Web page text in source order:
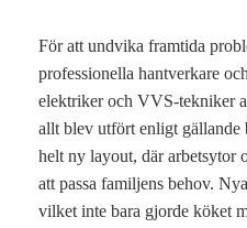
För att undvika framtida
professionella hantverkare
elektriker och VVS-tekniker
allt blev utfört enligt
helt ny layout, där arbetsytor
att passa familjens behov.
vilket inte bara gjorde köket